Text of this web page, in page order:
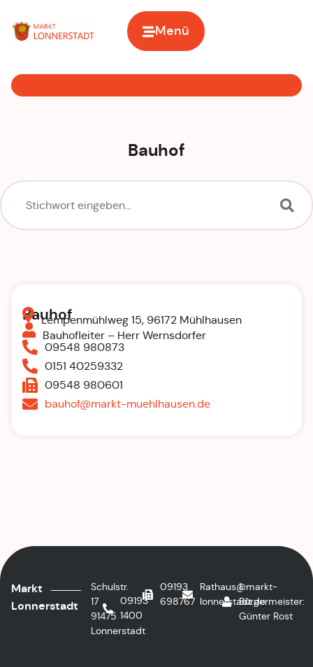
Menü
Bauhof
Bauhof
Lempenmühlweg 15, 96172 Mühlhausen
Bauhofleiter – Herr Wernsdorfer
09548 980873
0151 40259332
09548 980601
bauhof@markt-muehlhausen.de
Markt
Lonnerstadt
Schulstr.
17
91475
Lonnerstadt
09193
1400
09193
698767
Rathaus@markt-
lonnerstadt.de
1.
Bürgermeister:
Günter Rost